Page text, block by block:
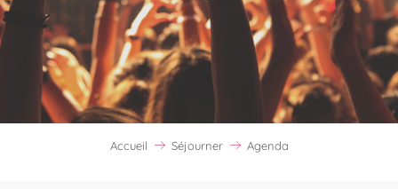
Accueil Séjourner Agenda